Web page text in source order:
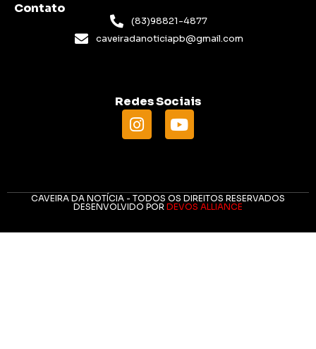
Contato
(83)98821-4877
caveiradanoticiapb@gmail.com
Redes Sociais
CAVEIRA DA NOTÍCIA - TODOS OS DIREITOS RESERVADOS
DESENVOLVIDO POR DEVOS ALLIANCE